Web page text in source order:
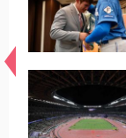
常